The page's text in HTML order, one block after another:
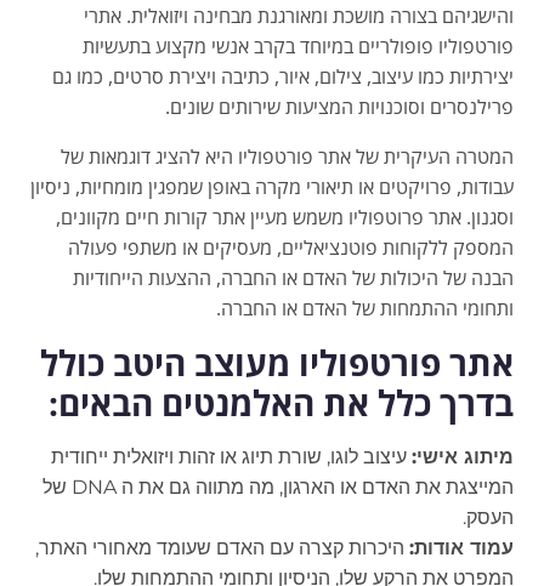
והישגיהם בצורה מושכת ומאורגנת מבחינה ויזואלית. אתרי
פורטפוליו פופולריים במיוחד בקרב אנשי מקצוע בתעשיות
יצירתיות כמו עיצוב, צילום, איור, כתיבה ויצירת סרטים, כמו גם
פרילנסרים וסוכנויות המציעות שירותים שונים.
המטרה העיקרית של אתר פורטפוליו היא להציג דוגמאות של
עבודות, פרויקטים או תיאורי מקרה באופן שמפגין מומחיות, ניסיון
וסגנון. אתר פרוטפוליו משמש מעיין אתר קורות חיים מקוונים,
המספק ללקוחות פוטנציאליים, מעסיקים או משתפי פעולה
הבנה של היכולות של האדם או החברה, ההצעות הייחודיות
ותחומי ההתמחות של האדם או החברה.
אתר פורטפוליו מעוצב היטב כולל
בדרך כלל את האלמנטים הבאים:
מיתוג אישי: עיצוב לוגו, שורת תיוג או זהות ויזואלית ייחודית
המייצגת את האדם או הארגון, מה מתווה גם את ה DNA של
העסק.
עמוד אודות: היכרות קצרה עם האדם שעומד מאחורי האתר,
המפרט את הרקע שלו, הניסיון ותחומי ההתמחות שלו.